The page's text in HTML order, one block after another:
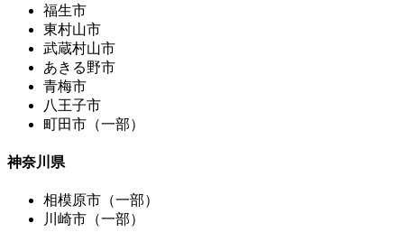
福生市
東村山市
武蔵村山市
あきる野市
青梅市
八王子市
町田市（一部）
神奈川県
相模原市（一部）
川崎市（一部）